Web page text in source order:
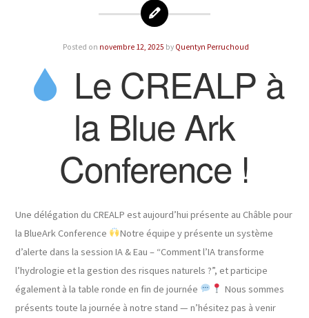
Posted on novembre 12, 2025 by Quentyn Perruchoud
Le CREALP à
la Blue Ark
Conference !
Une délégation du CREALP est aujourd’hui présente au Châble pour
la BlueArk Conference
Notre équipe y présente un système
d’alerte dans la session IA & Eau – “Comment l’IA transforme
l’hydrologie et la gestion des risques naturels ?”, et participe
également à la table ronde en fin de journée
Nous sommes
présents toute la journée à notre stand — n’hésitez pas à venir